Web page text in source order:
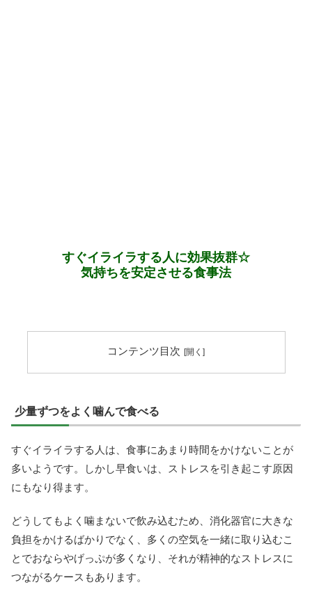
すぐイライラする人に効果抜群☆
気持ちを安定させる食事法
コンテンツ目次
少量ずつをよく噛んで食べる
すぐイライラする人は、食事にあまり時間をかけないことが
多いようです。しかし早食いは、ストレスを引き起こす原因
にもなり得ます。
どうしてもよく噛まないで飲み込むため、消化器官に大きな
負担をかけるばかりでなく、多くの空気を一緒に取り込むこ
とでおならやげっぷが多くなり、それが精神的なストレスに
つながるケースもあります。